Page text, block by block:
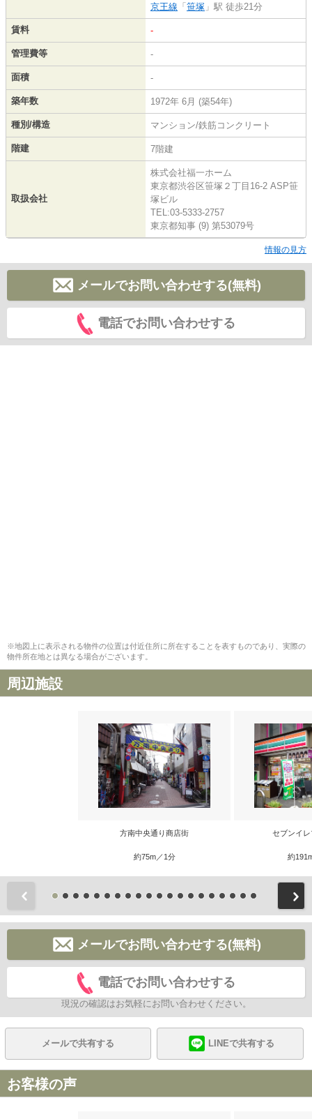
京王線 「 笹塚 」駅 徒歩21分
賃料 -
管理費等 -
面積 -
築年数 1972年 6月 (築54年)
種別/構造 マンション/鉄筋コンクリート
階建 7階建
取扱会社
株式会社福一ホーム
東京都渋谷区笹塚２丁目16-2 ASP笹
塚ビル
TEL:03-5333-2757
東京都知事 (9) 第53079号
情報の見方
メールでお問い合わせする(無料)
電話でお問い合わせする
※地図上に表示される物件の位置は付近住所に所在することを表すものであり、実際の
物件所在地とは異なる場合がございます。
周辺施設
方南中央通り商店街
約75m／1分
セブンイ
約
メールでお問い合わせする(無料)
電話でお問い合わせする
現況の確認はお気軽にお問い合わせください。
メールで共有する LINEで共有する
お客様の声